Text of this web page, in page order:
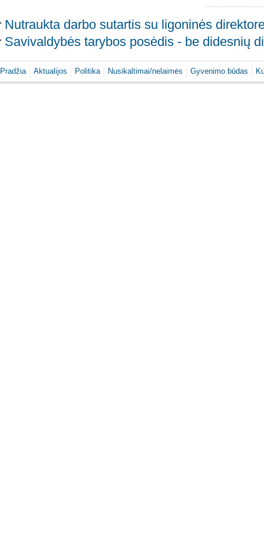
Nutraukta darbo sutartis su ligoninės
Savivaldybės tarybos posėdis - be didesnių
Pradžia Aktualijos Politika Nusikaltimai/nelaimės Gyvenimo būdas